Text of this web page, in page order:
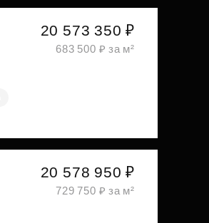
20 573 350 ₽
683 500 ₽ за м²
20 578 950 ₽
729 750 ₽ за м²